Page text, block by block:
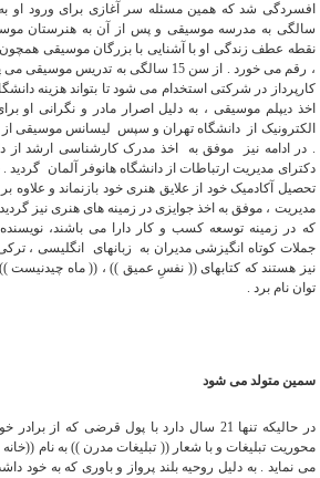
سالگی به مدرسه موسیقی و پس از آن به هنرستان
نقطه عطف زندگی او با آشنایی با بزرگان موسیقی همچون
، رقم می خورد . از سن 15 سالگی به
کارپرداز در شرکتی استخدام می شود تا بتواند هزینه
اخذ دیپلم موسیقی ، به دلیل اصرار مادر و نگرانی او
الکترونیک از دانشگاه تهران و سپس لیسانس موسیقی از
. در ادامه نیز موفق به اخذ مدرک کارشناسی ارشد از
دکترای مدیریت ارتباطات از دانشگاه هانوفر آلمان
تحصیل آکادمیک خود از علايق هنری خود بازنماند و علاوه
مدیریت ، موفق به اخذ جوایزی در زمینه های هنری نیز
که در زمینه توسعه کسب و کار دارا می باشند،
جملات کوتاه انگیزشی مدیران به زبانهای انگلیسی ،
نیز هستند که کتابهای (( نفسِ عمیق )) ، (( ماه چیدنیست
توان نام برد .
سمین متولد می شود
در حالیکه تنها 21 سال دارد با پول قرضی که
محوریت تبلیغات و با شعار (( تبلیغات مدرن )) به نام
می نماید . به دلیل روحیه بلند پرواز و باوری که به